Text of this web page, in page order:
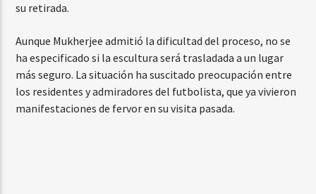
su retirada.
Aunque Mukherjee admitió la dificultad del proceso, no se
ha especificado si la escultura será trasladada a un lugar
más seguro. La situación ha suscitado preocupación entre
los residentes y admiradores del futbolista, que ya vivieron
manifestaciones de fervor en su visita pasada.